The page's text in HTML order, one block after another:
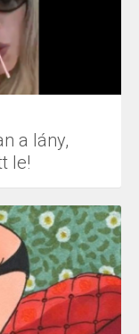
a lány,
le!